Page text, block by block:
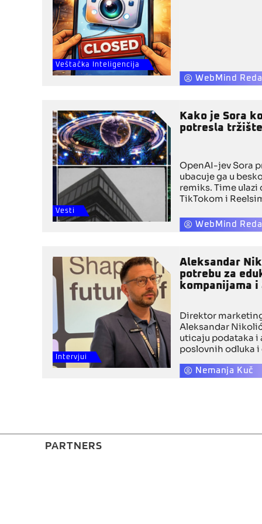
Veštačka Inteligencija
WebMind
Vesti
Kako je Sora
potresla
OpenAI-jev Sora
ubacuje ga u
remiks. Time
TikTokom i
WebMind
Intervjui
Aleksandar
potrebu za
kompanijama i
Direktor
Aleksandar
uticaju podataka
poslovnih odluka
veštačke
marketinga, ali da
razgovarati o
Nemanja Kuč
PARTNERS